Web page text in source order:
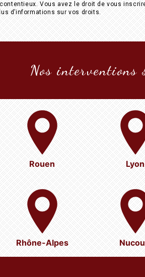
Vous avez le droit de vous
d’informations sur vos droits.
Nos interventions
Rouen Lyon
Rhône-Alpes